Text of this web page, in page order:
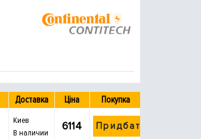
Доставка Ціна Покупка
Киев
В наличии
6114 Придбати